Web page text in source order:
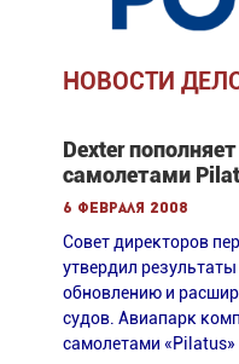
НОВОСТИ
Dexter
самолетами
6 февраля 2008
Совет директоров
утвердил
обновлению и
судов. Авиапарк
самолетами